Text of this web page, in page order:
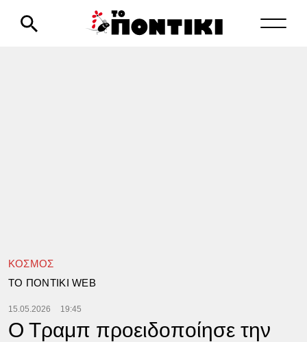
ΚΟΣΜΟΣ
TΟ ΠΟΝΤΙΚΙ WEB
15.05.2026 19:45
Ο Τραμπ προειδοποίησε την